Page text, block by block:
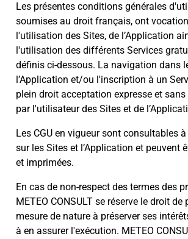
Les présentes conditions générales
soumises au droit français, ont
l'utilisation des Sites, de l’Application
l'utilisation des différents Services
définis ci-dessous. La navigation dans
l’Application et/ou l'inscription à un
plein droit acceptation expresse et sans
par l'utilisateur des Sites et de
Les CGU en vigueur sont consultables
sur les Sites et l’Application et peuvent
et imprimées.
En cas de non-respect des termes des
METEO CONSULT se réserve le droit de
mesure de nature à préserver ses
à en assurer l'exécution. METEO